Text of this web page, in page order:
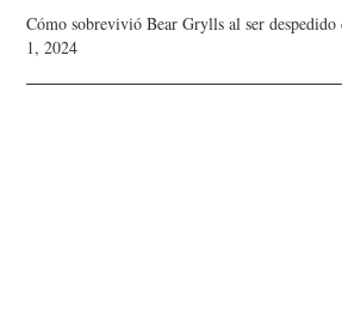
Cómo sobrevivió Bear Grylls al ser
1, 2024